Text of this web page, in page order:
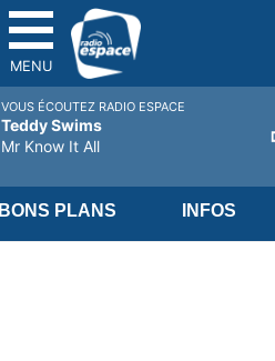
MENU
BONS PLANS INFOS
VOUS ÉCOUTEZ RADIO ESPACE
Teddy Swims
Mr Know It All